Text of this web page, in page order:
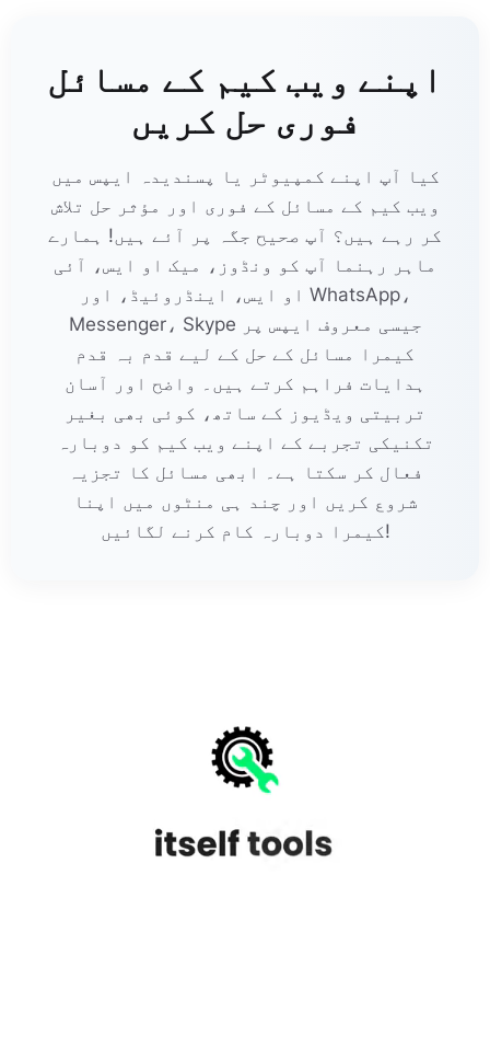
اپنے ویب کیم کے مسائل
فوری حل کریں
کیا آپ اپنے کمپیوٹر یا پسندیدہ ایپس میں
ویب کیم کے مسائل کے فوری اور مؤثر حل تلاش
کر رہے ہیں؟ آپ صحیح جگہ پر آئے ہیں! ہمارے
ماہر رہنما آپ کو ونڈوز، میک او ایس، آئی
او ایس، اینڈروئیڈ، اور WhatsApp،
Messenger، Skype جیسی معروف ایپس پر
کیمرا مسائل کے حل کے لیے قدم بہ قدم
ہدایات فراہم کرتے ہیں۔ واضح اور آسان
تربیتی ویڈیوز کے ساتھ، کوئی بھی بغیر
تکنیکی تجربے کے اپنے ویب کیم کو دوبارہ
فعال کر سکتا ہے۔ ابھی مسائل کا تجزیہ
شروع کریں اور چند ہی منٹوں میں اپنا
کیمرا دوبارہ کام کرنے لگائیں!